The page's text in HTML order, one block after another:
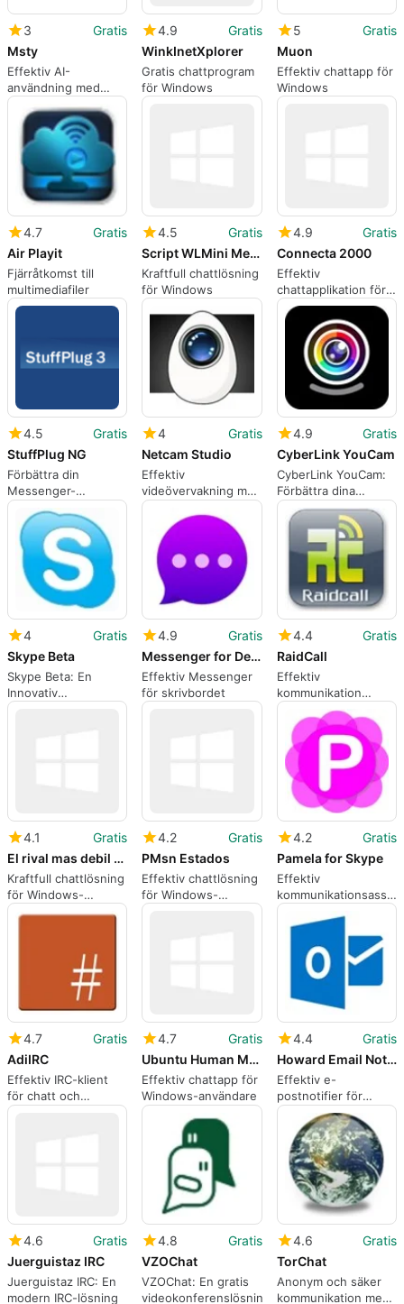
3
Gratis
Msty
Effektiv AI-
användning med
Msty
4.9
Gratis
WinkInetXplorer
Gratis chattprogram
för Windows
5
Gratis
Muon
Effektiv chattapp för
Windows
4.7
Gratis
Air Playit
Fjärråtkomst till
multimediafiler
4.5
Gratis
Script WLMini Media Player
Kraftfull chattlösning
för Windows
4.9
Gratis
Connecta 2000
Effektiv
chattapplikation för
Windows
4.5
Gratis
StuffPlug NG
Förbättra din
Messenger-
upplevelse med
StuffPlug NG
4
Gratis
Netcam Studio
Effektiv
videövervakning med
Netcam Studio
4.9
Gratis
CyberLink YouCam
CyberLink YouCam:
Förbättra dina
videokonferenser
4
Gratis
Skype Beta
Skype Beta: En
Innovativ
Kommunikationslösning
4.9
Gratis
Messenger for Desktop
Effektiv Messenger
för skrivbordet
4.4
Gratis
RaidCall
Effektiv
kommunikation
under spel med
RaidCall
4.1
Gratis
El rival mas debil para IRC
Kraftfull chattlösning
för Windows-
användare
4.2
Gratis
PMsn Estados
Effektiv chattlösning
för Windows-
användare
4.2
Gratis
Pamela for Skype
Effektiv
för Skype
4.7
Gratis
AdiIRC
Effektiv IRC-klient
för chatt och
kommunikation
4.7
Gratis
Ubuntu Human Messenger
Effektiv chattapp för
Windows-användare
4.4
Gratis
Howard Email Notifier
Effektiv e-
postnotifier för
Windows-användare
4.6
Gratis
Juerguistaz IRC
Juerguistaz IRC: En
modern IRC-lösning
4.8
Gratis
VZOChat
VZOChat: En gratis
videokonferenslösning
4.6
Gratis
TorChat
Anonym och säker
kommunikation med